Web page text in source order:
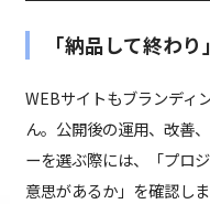
「納品して終わ
WEBサイトもブランディ
ん。公開後の運用、改善
ーを選ぶ際には、「プロ
意思があるか」を確認しま